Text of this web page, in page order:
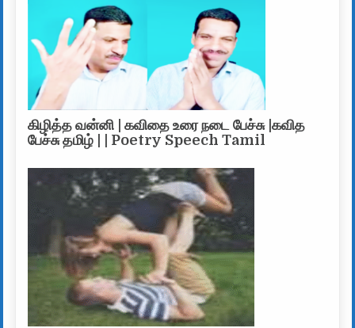
கிழித்த வன்னி | கவிதை உரை நடை பேச்சு |கவித
பேச்சு தமிழ் | | Poetry Speech Tamil